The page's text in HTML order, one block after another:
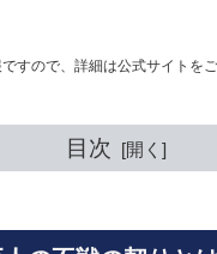
すので、詳細は公式サイトをご
目次